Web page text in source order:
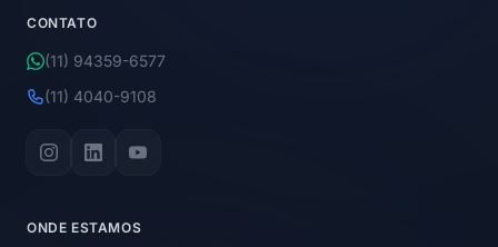
CONTATO
(11) 94359-6577
(11) 4040-9108
ONDE ESTAMOS